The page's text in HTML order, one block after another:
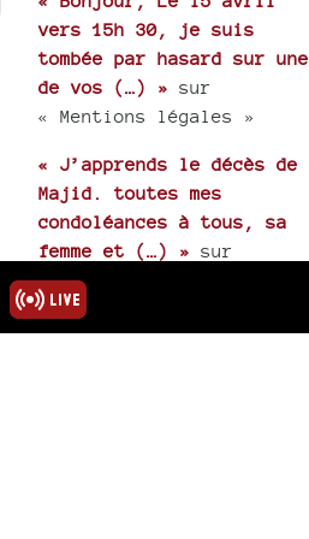
vers 15h 30, je suis
tombée par hasard sur une
de vos (…) » sur
« Mentions légales »
« J’apprends le décès de
Majid. toutes mes
condoléances à tous, sa
femme et (…) » sur
« Hommage au poète
Abdelmadjid Kaouah »